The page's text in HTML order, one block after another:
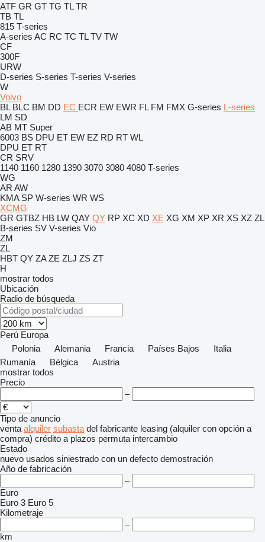
ATF GR GT TG TL TR
TB TL
815 T-series
A-series AC RC TC TL TV TW
CF
300F
URW
D-series S-series T-series V-series
W
Volvo
BL BLC BM DD EC ECR EW EWR FL FM FMX G-series L-series
LM SD
AB MT Super
6003 BS DPU ET EW EZ RD RT WL
DPU ET RT
CR SRV
1140 1160 1280 1390 3070 3080 4080 T-series
WG
AR AW
KMA SP W-series WR WS
XCMG
GR GTBZ HB LW QAY QY RP XC XD XE XG XM XP XR XS XZ ZL
B-series SV V-series Vio
ZM
ZL
HBT QY ZA ZE ZLJ ZS ZT
H
mostrar todos
Ubicación
Radio de búsqueda
Perú Europa
Polonia
Alemania Francia Países Bajos
Italia
Rumanía
Bélgica
Austria
mostrar todos
Precio
–
Tipo de anuncio
venta alquiler subasta del fabricante leasing (alquiler con opción a
compra) crédito a plazos permuta intercambio
Estado
nuevo usados siniestrado con un defecto demostración
Año de fabricación
–
Euro
Euro 3 Euro 5
Kilometraje
–
km